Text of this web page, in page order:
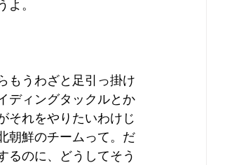
。
もうわざと足引っ掛け
ディングタックルとか
それをやりたいわけじ
朝鮮のチームって。だ
るのに、どうしてそう